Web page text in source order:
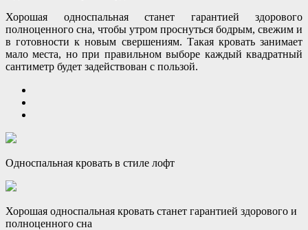
Хорошая односпальная станет гарантией здорового
полноценного сна, чтобы утром проснуться бодрым, свежим и
в готовности к новым свершениям. Такая кровать занимает
мало места, но при правильном выборе каждый квадратный
сантиметр будет задействован с пользой.
Односпальная кровать в стиле лофт
Хорошая односпальная кровать станет гарантией здорового и
полноценного сна